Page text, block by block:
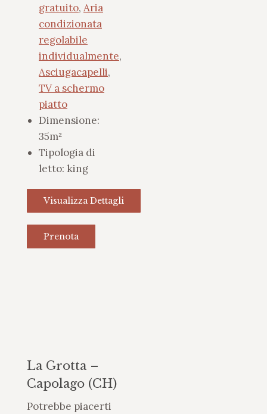
gratuito, Aria
condizionata
regolabile
individualmente,
Asciugacapelli,
TV a schermo
piatto
Dimensione:
35m²
Tipologia di
letto: king
Visualizza Dettagli
Prenota
La Grotta –
Capolago (CH)
Potrebbe piacerti